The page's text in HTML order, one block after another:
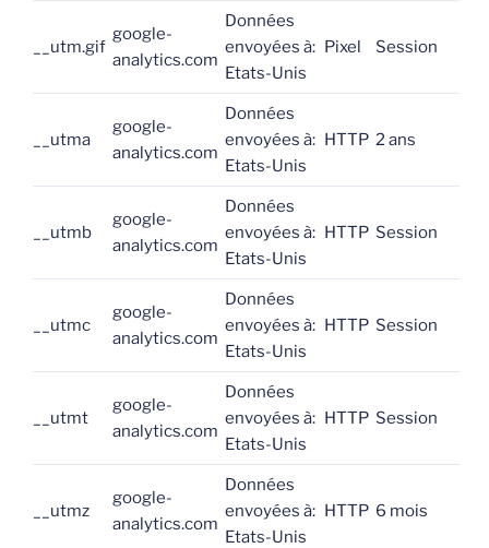
__utm.gif
google-
analytics.com
Données
envoyées à:
Etats-Unis
Pixel Session
__utma
google-
analytics.com
Données
envoyées à:
Etats-Unis
HTTP 2 ans
__utmb
google-
analytics.com
Données
envoyées à:
Etats-Unis
HTTP Session
__utmc
google-
analytics.com
Données
envoyées à:
Etats-Unis
HTTP Session
__utmt
google-
analytics.com
Données
envoyées à:
Etats-Unis
HTTP Session
__utmz
google-
analytics.com
Données
envoyées à:
Etats-Unis
HTTP 6 mois